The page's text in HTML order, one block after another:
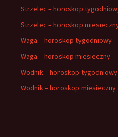
Strzelec – horoskop
Strzelec – horoskop
Waga – horoskop tygodniowy
Waga – horoskop miesieczny
Wodnik – horoskop tygodniowy
Wodnik – horoskop miesieczny